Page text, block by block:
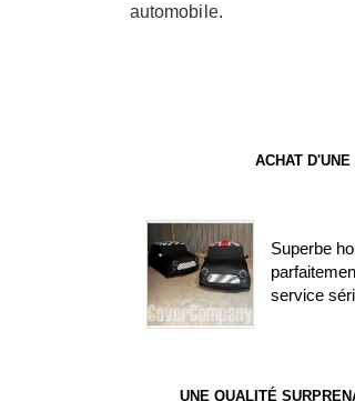
automobile.
ACHAT
Superbe
service
UNE QUALITÉ